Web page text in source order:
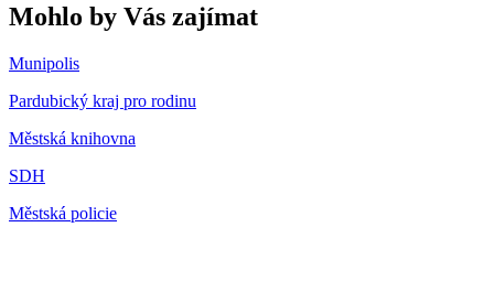
Mohlo by Vás zajímat
Munipolis
Pardubický kraj pro rodinu
Městská knihovna
SDH
Městská policie